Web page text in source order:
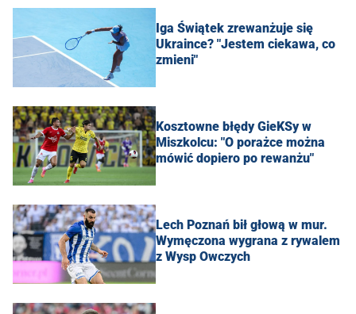
Iga Świątek zrewanżuje się
Ukraince? "Jestem ciekawa, co
zmieni"
Kosztowne błędy GieKSy w
Miszkolcu: "O porażce można
mówić dopiero po rewanżu"
Lech Poznań bił głową w mur.
Wymęczona wygrana z rywalem
z Wysp Owczych